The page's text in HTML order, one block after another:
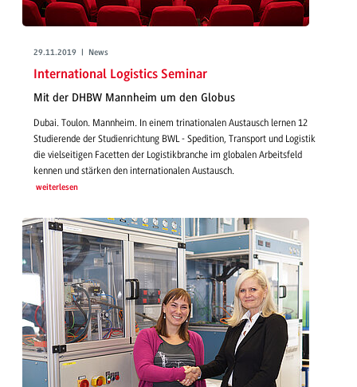
29.11.2019 | News
International Logistics Seminar
Mit der DHBW Mannheim um den Globus
Dubai. Toulon. Mannheim. In einem trinationalen Austausch lernen 12
Studierende der Studienrichtung BWL - Spedition, Transport und Logistik
die vielseitigen Facetten der Logistikbranche im globalen Arbeitsfeld
kennen und stärken den internationalen Austausch.
weiterlesen